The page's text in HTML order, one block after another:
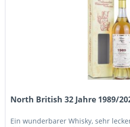
North British 32 Jahre 1989/
Ein wunderbarer Whisky, sehr